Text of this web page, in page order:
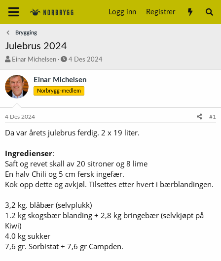
Logg inn Registrer
Brygging
Julebrus 2024
T
å
d
s
t
Einar Michelsen
S
a
r
t
o
4 Des 2024
Einar Michelsen
Norbrygg-medlem
4 Des 2024 #1
Da var årets julebrus ferdig. 2 x 19 liter.
Ingredienser:
Saft og revet skall av 20 sitroner og 8 lime
En halv Chili og 5 cm fersk ingefær.
Kok opp dette og avkjøl. Tilsettes etter hvert i bærblandingen.
3,2 kg. blåbær (selvplukk)
1.2 kg skogsbær blanding + 2,8 kg bringebær (selvkjøpt på
Kiwi)
4.0 kg sukker
7,6 gr. Sorbistat + 7,6 gr Campden.